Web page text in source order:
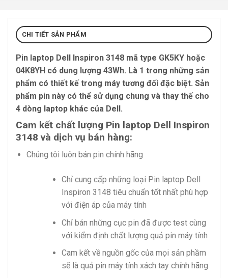
CHI TIẾT SẢN PHẨM
Pin laptop Dell Inspiron 3148 mã type GK5KY hoặc
04K8YH có dung lượng 43Wh. Là 1 trong những sản
phẩm có thiết kế trong máy tương đối đặc biệt. Sản
phẩm pin này có thể sử dụng chung và thay thế cho
4 dòng laptop khác của Dell.
Cam kết chất lượng Pin laptop Dell Inspiron
3148 và dịch vụ bán hàng:
Chúng tôi luôn bán pin chính hãng
Chỉ cung cấp những loại Pin laptop Dell
Inspiron 3148 tiêu chuẩn tốt nhất phù hợp
với điện áp của máy tính
Chỉ bán những cục pin đã được test cùng
với kiểm định chất lượng quả pin máy tính
Cam kết về nguồn gốc của mọi sản phầm
sẽ là quả pin máy tính xách tay chính hãng